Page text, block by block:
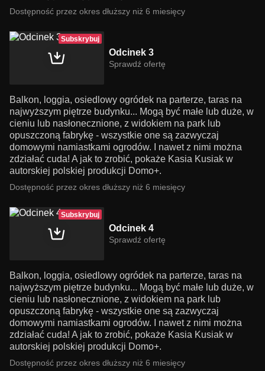
Dostępność przez okres dłuższy niż 6 miesięcy
Subskrybuj
Odcinek 3
Sprawdź ofertę
Balkon, loggia, osiedlowy ogródek na parterze, taras na
najwyższym piętrze budynku... Mogą być małe lub duże, w
cieniu lub nasłonecznione, z widokiem na park lub
opuszczoną fabrykę - wszystkie one są zazwyczaj
domowymi namiastkami ogrodów. I nawet z nimi można
zdziałać cuda! A jak to zrobić, pokaże Kasia Kusiak w
autorskiej polskiej produkcji Domo+.
Dostępność przez okres dłuższy niż 6 miesięcy
Subskrybuj
Odcinek 4
Sprawdź ofertę
Balkon, loggia, osiedlowy ogródek na parterze, taras na
najwyższym piętrze budynku... Mogą być małe lub duże, w
cieniu lub nasłonecznione, z widokiem na park lub
opuszczoną fabrykę - wszystkie one są zazwyczaj
domowymi namiastkami ogrodów. I nawet z nimi można
zdziałać cuda! A jak to zrobić, pokaże Kasia Kusiak w
autorskiej polskiej produkcji Domo+.
Dostępność przez okres dłuższy niż 6 miesięcy